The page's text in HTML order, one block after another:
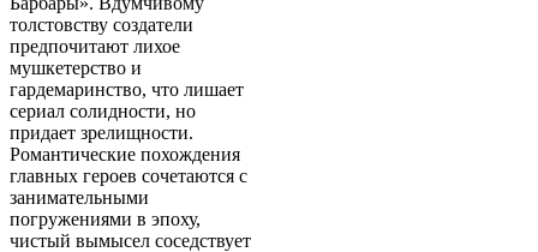
толстовству создатели
предпочитают лихое
мушкетерство и
гардемаринство, что лишает
сериал солидности, но
придает зрелищности.
Романтические похождения
главных героев сочетаются с
занимательными
погружениями в эпоху,
чистый вымысел соседствует